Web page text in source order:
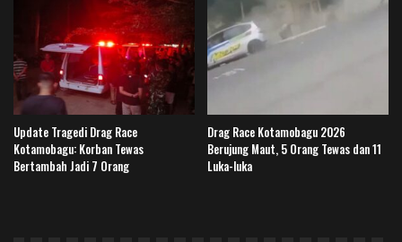
Update Tragedi Drag Race
Kotamobagu: Korban Tewas
Bertambah Jadi 7 Orang
Drag Race Kotamobagu 2026
Berujung Maut, 5 Orang Tewas dan 11
Luka-luka